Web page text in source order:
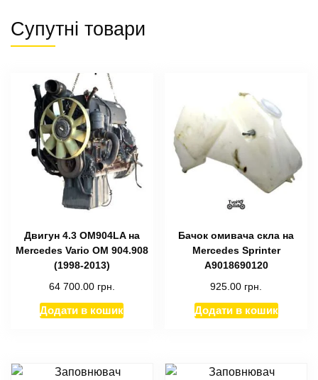
Супутні товари
Двигун 4.3 OM904LA на
Mercedes Vario OM 904.908
(1998-2013)
64 700.00 грн.
Додати в кошик
Бачок омивача скла на
Mercedes Sprinter
A9018690120
925.00 грн.
Додати в кошик